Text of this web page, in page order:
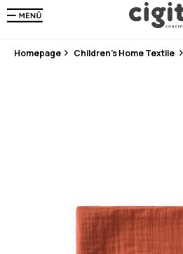
En Uygun Fiyat
300₺ ve Üzeri Alışverişlerde
Homepage Children's Home Textile